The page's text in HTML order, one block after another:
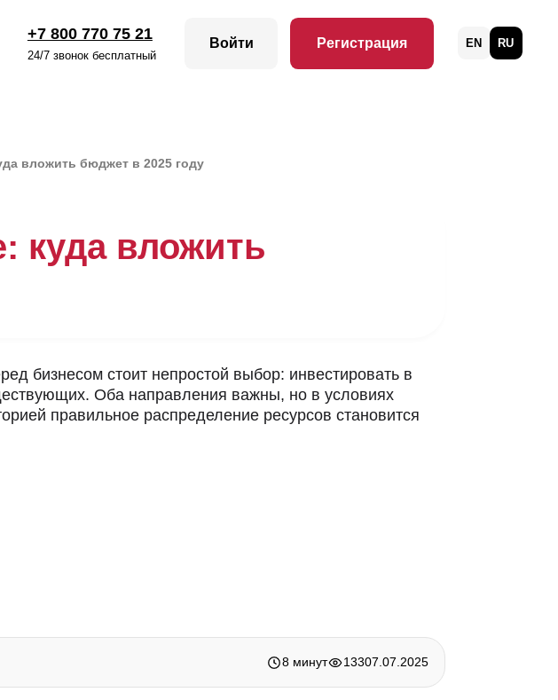
EN RU
Войти Регистрация
770 75 21
бесплатный
вложить бюджет в 2025 году
куда вложить
бизнесом стоит непростой выбор: инвестировать в
Оба направления важны, но в условиях
правильное распределение ресурсов становится
8 минут 13307.07.2025